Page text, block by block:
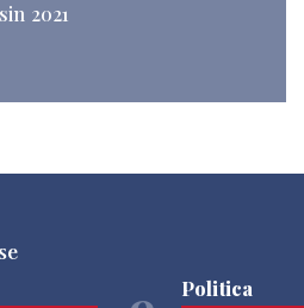
2021
Politica